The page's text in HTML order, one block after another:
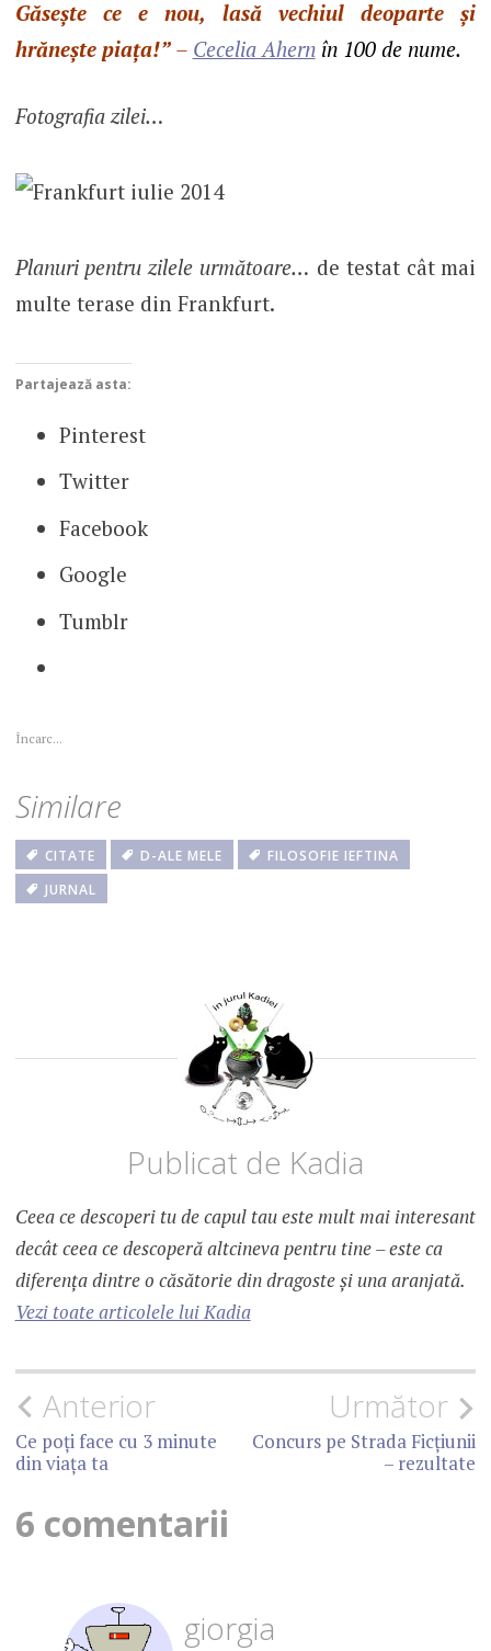
Găsește ce e nou, lasă vechiul deoparte și
hrănește piața!”– Cecelia Ahern în 100 de nume.
Fotografia zilei…
Planuri pentru zilele următoare… de testat cât mai
multe terase din Frankfurt.
Partajează asta:
Pinterest
Twitter
Facebook
Google
Tumblr
Încarc...
Similare
CITATE D-ALE MELE
FILOSOFIE IEFTINA
JURNAL
Publicat de Kadia
Ceea ce descoperi tu de capul tau este mult mai interesant
decât ceea ce descoperă altcineva pentru tine – este ca
diferența dintre o căsătorie din dragoste și una aranjată.
Vezi toate articolele lui Kadia
N
a
v
i
Anterior
Ce poți face cu 3 minute
din viața ta
Următor
Concurs pe Strada Ficțiunii
– rezultate
6 comentarii
giorgia